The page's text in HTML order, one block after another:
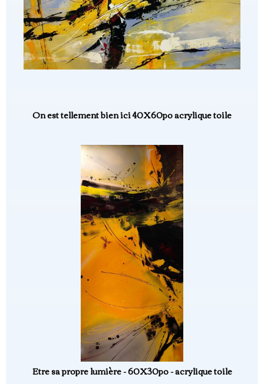
On est tellement bien ici 40X60po acrylique toile
Etre sa propre lumière - 60X30po - acrylique toile